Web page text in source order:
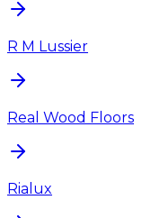
R M Lussier
Real Wood Floors
Rialux